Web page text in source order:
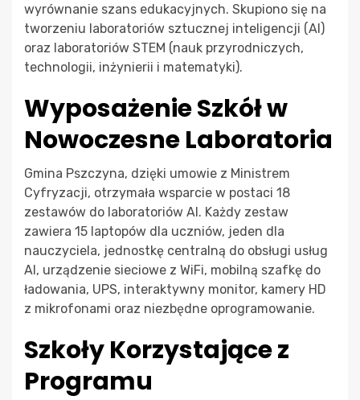
wyrównanie szans edukacyjnych. Skupiono się na
tworzeniu laboratoriów sztucznej inteligencji (AI)
oraz laboratoriów STEM (nauk przyrodniczych,
technologii, inżynierii i matematyki).
Wyposażenie Szkół w
Nowoczesne Laboratoria
Gmina Pszczyna, dzięki umowie z Ministrem
Cyfryzacji, otrzymała wsparcie w postaci 18
zestawów do laboratoriów AI. Każdy zestaw
zawiera 15 laptopów dla uczniów, jeden dla
nauczyciela, jednostkę centralną do obsługi usług
AI, urządzenie sieciowe z WiFi, mobilną szafkę do
ładowania, UPS, interaktywny monitor, kamery HD
z mikrofonami oraz niezbędne oprogramowanie.
Szkoły Korzystające z
Programu